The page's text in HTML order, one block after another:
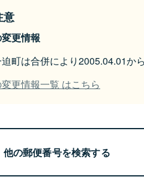
意
更情報
町は合併により2005.04.01か
更情報一覧 はこちら
他の郵便番号を検索する